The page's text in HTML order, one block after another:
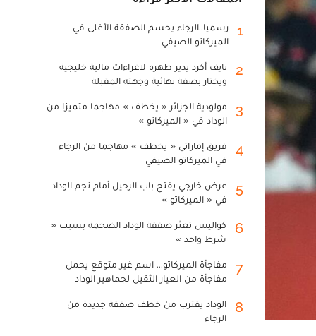
1
رسميا..الرجاء يحسم الصفقة الأغلى في
الميركاتو الصيفي
2
نايف أكرد يدير ظهره لاغراءات مالية خليجية
ويختار بصفة نهائية وجهته المقبلة
3
مولودية الجزائر « يخطف » مهاجما متميزا من
الوداد في « الميركاتو »
4
فريق إماراتي « يخطف » مهاجما من الرجاء
في الميركاتو الصيفي
5
عرض خارجي يفتح باب الرحيل أمام نجم الوداد
في « الميركاتو »
6
كواليس تعثر صفقة الوداد الضخمة بسبب «
شرط واحد »
7
مفاجأة الميركاتو... اسم غير متوقع يحمل
مفاجأة من العيار الثقيل لجماهير الوداد
8
الوداد يقترب من خطف صفقة جديدة من
الرجاء